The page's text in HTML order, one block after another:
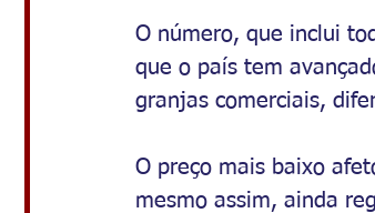
O número, que inclui
que o país tem
granjas comerciais,
O preço mais baixo
mesmo assim, ainda